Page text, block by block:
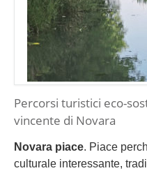
Percorsi turistici eco-
vincente di Novara
Novara piace. Piace
culturale interessante,